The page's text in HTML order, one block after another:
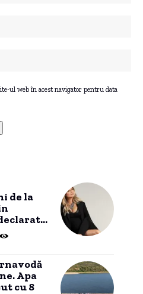
ul web în acest navigator pentru data
de la
Apa
cu 8